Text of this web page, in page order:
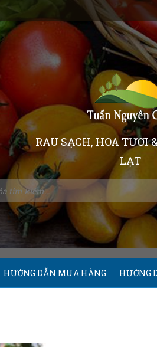
RAU SẠCH, HOA TƯƠI
LẠT
HƯỚNG DẪN MUA HÀNG HƯỚNG